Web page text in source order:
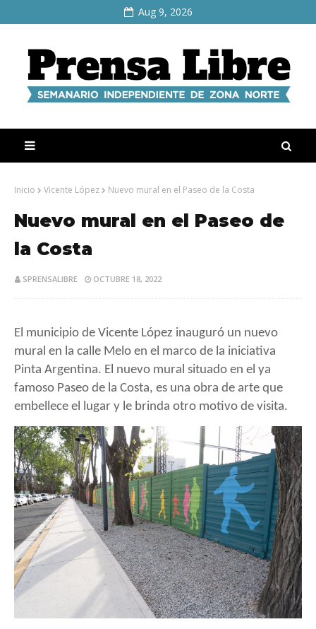
Aug 9, 2026
Inicio Vicente López Nuevo mural en el Paseo de la Costa
Nuevo mural en el Paseo de
la Costa
SPRENSALIBRE OCTUBRE 18, 2022
El municipio de Vicente López inauguró un nuevo
mural en la calle Melo en el marco de la iniciativa
Pinta Argentina. El nuevo mural situado en el ya
famoso Paseo de la Costa, es una obra de arte que
embellece el lugar y le brinda otro motivo de visita.